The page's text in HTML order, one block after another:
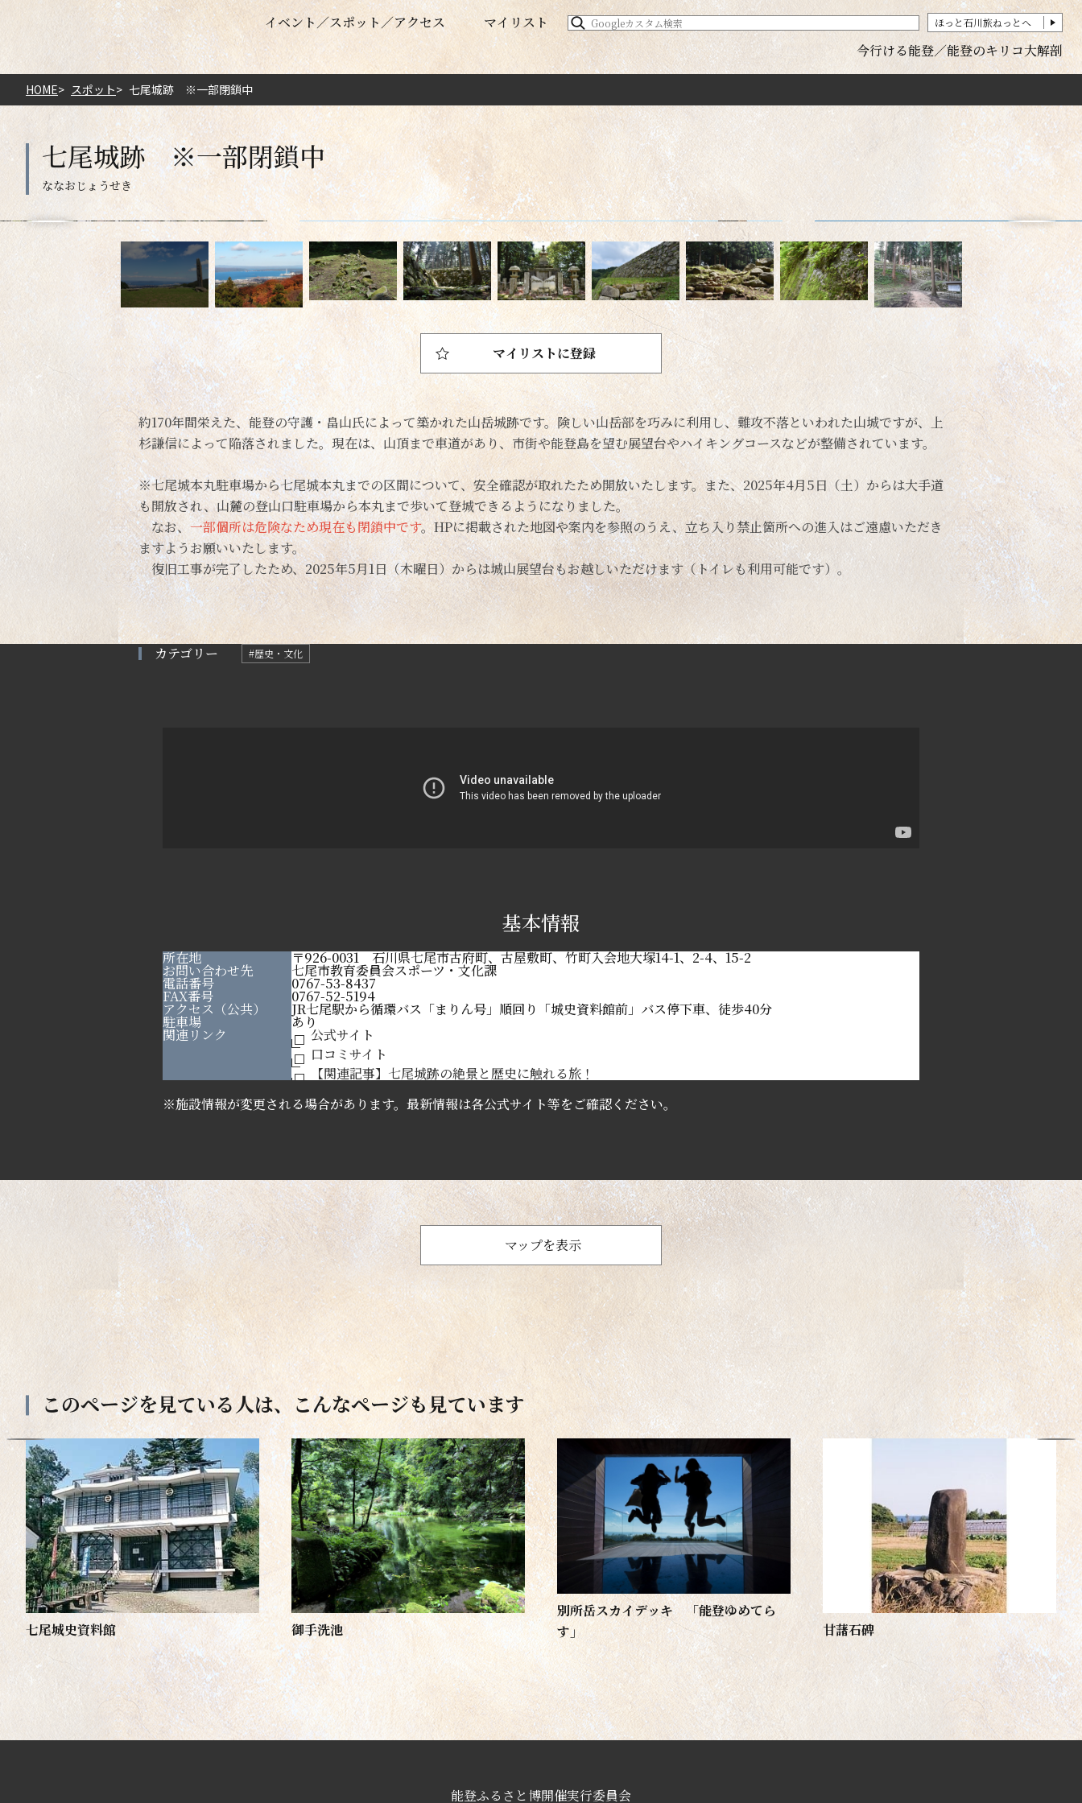
イベント スポット
アクセス
今行ける能登
能登のキリコ大解剖
ほっと石川旅ねっとへ
マイリスト
HOME スポット 七尾城跡 ※一部閉鎖中
七尾城跡 ※一部閉鎖中
約170年間栄えた、能登の守護・畠山氏によって築かれた山岳城跡です。険しい山岳部を巧みに利用し、難攻不落といわれた山城ですが、上
杉謙信によって陥落されました。現在は、山頂まで車道があり、市街や能登島を望む展望台やハイキングコースなどが整備されています。
※七尾城本丸駐車場から七尾城本丸までの区間について、安全確認が取れたため開放いたします。また、2025年4月5日（土）からは大手道
も開放され、山麓の登山口駐車場から本丸まで歩いて登城できるようになりました。
なお、 一部個所は危険なため現在も閉鎖中です。HPに掲載された地図や案内を参照のうえ、立ち入り禁止箇所への進入はご遠慮いただき
ますようお願いいたします。
復旧工事が完了したため、2025年5月1日（木曜日）からは城山展望台もお越しいただけます（トイレも利用可能です）。
マイリストに登録
カテゴリー #歴史・文化
基本情報
所在地 〒926-0031 石川県七尾市古府町、古屋敷町、竹町入会地大塚14-1、2-4、15-2
お問い合わせ先 七尾市教育委員会スポーツ・文化課
電話番号 0767-53-8437
FAX番号 0767-52-5194
アクセス（公共） JR七尾駅から循環バス「まりん号」順回り「城史資料館前」バス停下車、徒歩40分
駐車場 あり
関連リンク
公式サイト
口コミサイト
【関連記事】七尾城跡の絶景と歴史に触れる旅！
※施設情報が変更される場合があります。最新情報は各公式サイト等をご確認ください。
マップを表示
このページを見ている人は、こんなページも見ています
七尾城史資料館 御手洗池
別所岳スカイデッキ 「能登ゆめてら
す」
甘藷石碑
能登ふるさと博開催実行委員会